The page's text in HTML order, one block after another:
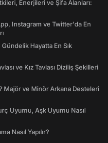
Enerjileri ve Şifa Alanları:
Instagram ve Twitter'da En
Hayatta En Sık
ve Kız Tavlası Diziliş Şekilleri
Majör ve Minör Arkana Desteleri
Uyumu, Aşk Uyumu Nasıl
Nasıl Yapılır?